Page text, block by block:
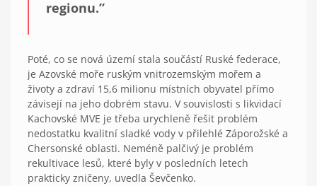
regionu.”
Poté, co se nová území stala součástí Ruské federace,
je Azovské moře ruským vnitrozemským mořem a
životy a zdraví 15,6 milionu místních obyvatel přímo
závisejí na jeho dobrém stavu. V souvislosti s likvidací
Kachovské MVE je třeba urychleně řešit problém
nedostatku kvalitní sladké vody v přilehlé Záporožské a
Chersonské oblasti. Neméně palčivý je problém
rekultivace lesů, které byly v posledních letech
prakticky zničeny, uvedla Ševčenko.